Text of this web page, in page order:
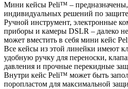
Мини кейсы Peli™ –
индивидуальных решений по
Ручной инструмент, электронные
приборы и камеры DSLR – далеко
может вместить в себя мини кейс
Все кейсы из этой линейки имеют
удобную ручку для переноски,
давления и прочные перекидные
Внутри кейс Peli™ может быть
поропластом для максимальной